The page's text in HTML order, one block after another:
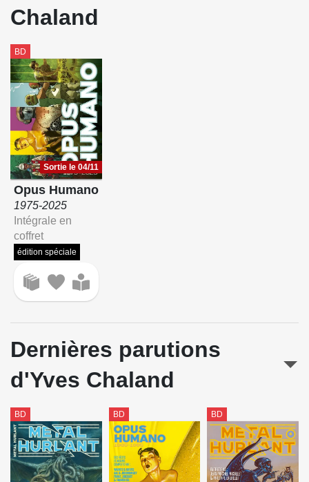
Chaland
BD
Sortie le 04/11
Opus Humano
1975-2025
Intégrale en
coffret
édition spéciale
Dernières parutions
d'Yves Chaland
BD BD BD